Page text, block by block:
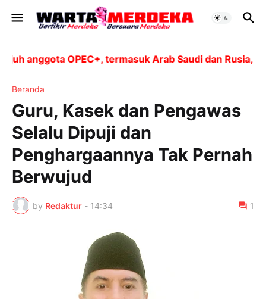
anggota OPEC+, termasuk Arab Saudi dan Rusia,
Beranda
Guru, Kasek dan Pengawas
Selalu Dipuji dan
Penghargaannya Tak Pernah
Berwujud
by Redaktur - 14:34 1